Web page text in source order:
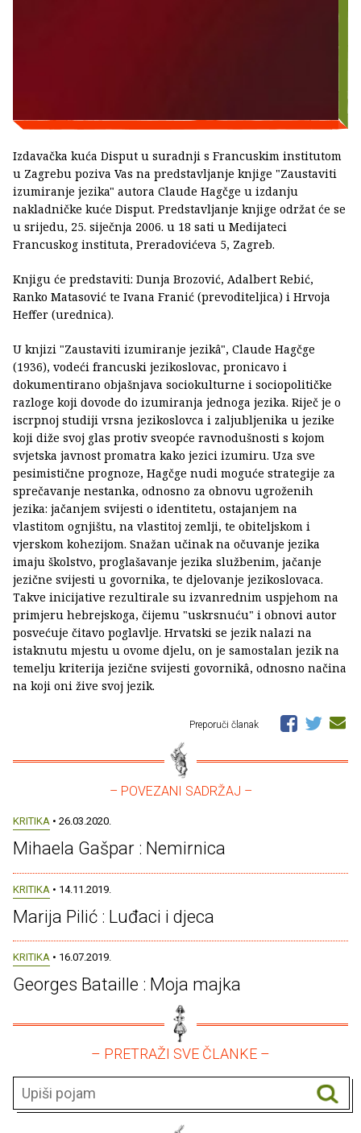
Izdavačka kuća Disput u suradnji s Francuskim institutom
u Zagrebu poziva Vas na predstavljanje knjige "Zaustaviti
izumiranje jezika" autora Claude Hagčge u izdanju
nakladničke kuće Disput. Predstavljanje knjige održat će se
u srijedu, 25. siječnja 2006. u 18 sati u Medijateci
Francuskog instituta, Preradovićeva 5, Zagreb.
Knjigu će predstaviti: Dunja Brozović, Adalbert Rebić,
Ranko Matasović te Ivana Franić (prevoditeljica) i Hrvoja
Heffer (urednica).
U knjizi "Zaustaviti izumiranje jezikâ", Claude Hagčge
(1936), vodeći francuski jezikoslovac, pronicavo i
dokumentirano objašnjava sociokulturne i sociopolitičke
razloge koji dovode do izumiranja jednoga jezika. Riječ je o
iscrpnoj studiji vrsna jezikoslovca i zaljubljenika u jezike
koji diže svoj glas protiv sveopće ravnodušnosti s kojom
svjetska javnost promatra kako jezici izumiru. Uza sve
pesimistične prognoze, Hagčge nudi moguće strategije za
sprečavanje nestanka, odnosno za obnovu ugroženih
jezika: jačanjem svijesti o identitetu, ostajanjem na
vlastitom ognjištu, na vlastitoj zemlji, te obiteljskom i
vjerskom kohezijom. Snažan učinak na očuvanje jezika
imaju školstvo, proglašavanje jezika službenim, jačanje
jezične svijesti u govornika, te djelovanje jezikoslovaca.
Takve inicijative rezultirale su izvanrednim uspjehom na
primjeru hebrejskoga, čijemu "uskrsnuću" i obnovi autor
posvećuje čitavo poglavlje. Hrvatski se jezik nalazi na
istaknutu mjestu u ovome djelu, on je samostalan jezik na
temelju kriterija jezične svijesti govornikâ, odnosno načina
na koji oni žive svoj jezik.
Preporuči članak
– POVEZANI SADRŽAJ –
KRITIKA • 26.03.2020.
Mihaela Gašpar : Nemirnica
KRITIKA • 14.11.2019.
Marija Pilić : Luđaci i djeca
KRITIKA • 16.07.2019.
Georges Bataille : Moja majka
– PRETRAŽI SVE ČLANKE –